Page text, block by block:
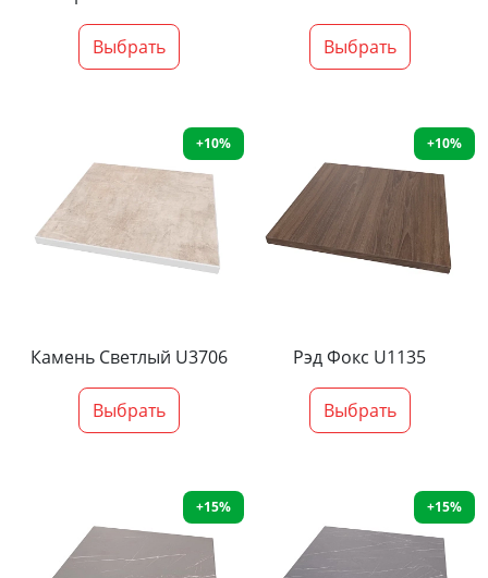
Выбрать Выбрать
+10%
Камень Светлый U3706
Выбрать
+10%
Рэд Фокс U1135
Выбрать
+15% +15%